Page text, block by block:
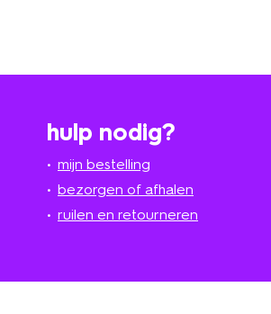
hulp nodig?
mijn bestelling
bezorgen of afhalen
ruilen en retourneren